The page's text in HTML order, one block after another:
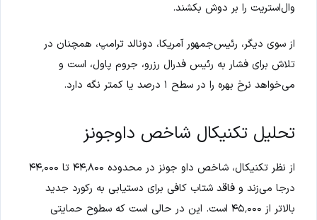
وال‌استریت را بر دوش بکشند.
از سوی دیگر، رئیس‌جمهور آمریکا، دونالد ترامپ، همچنان در
تلاش برای فشار به رئیس فدرال رزرو، جروم پاول، است و
می‌خواهد نرخ بهره را در سطح ۱ درصد یا کمتر نگه دارد.
تحلیل تکنیکال شاخص داوجونز
از نظر تکنیکال، شاخص داو جونز در محدوده ۴۴٬۸۰۰ تا ۴۴٬۰۰۰
درجا می‌زند و فاقد شتاب کافی برای دستیابی به رکورد جدید
بالاتر از ۴۵٬۰۰۰ است. این در حالی است که سطوح حمایتی